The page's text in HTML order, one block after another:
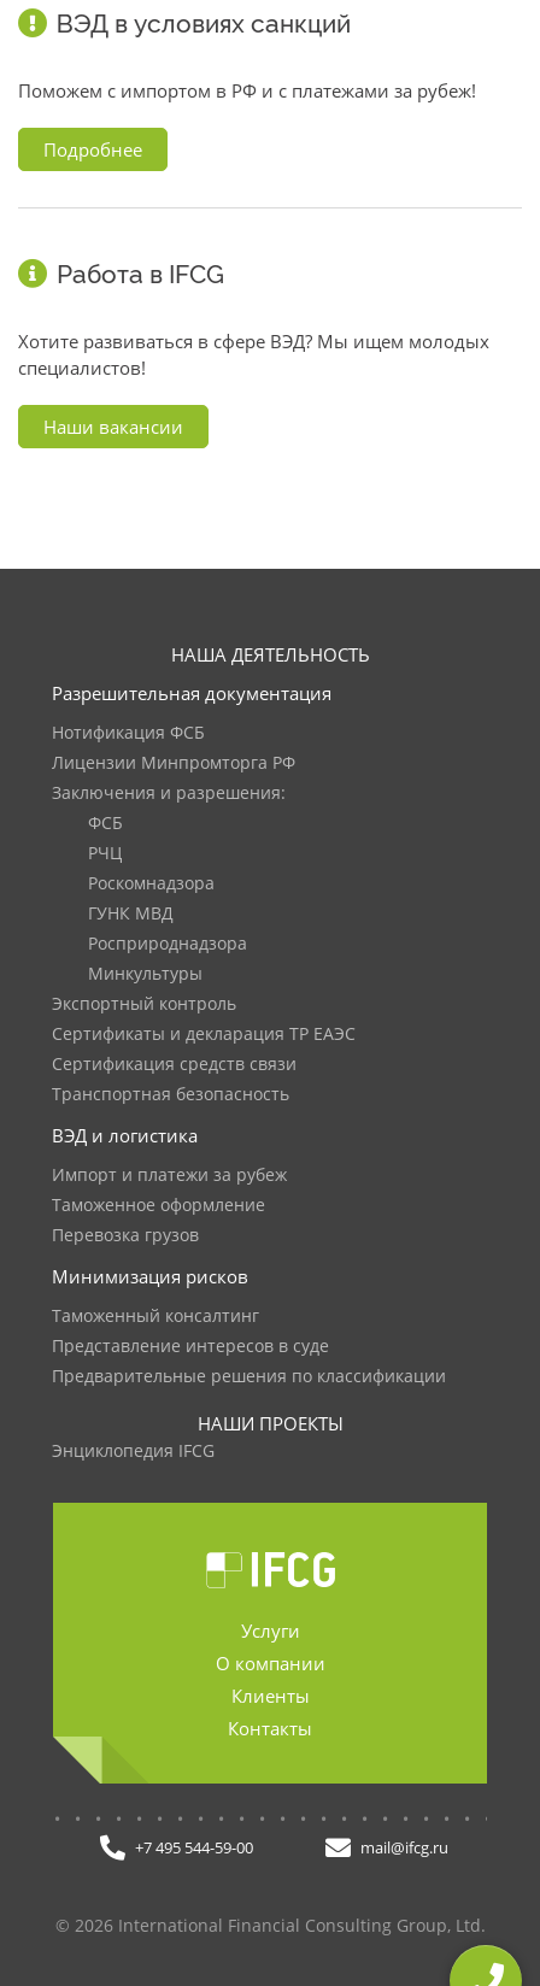
ВЭД в условиях санкций
Поможем с импортом в РФ и с платежами за рубеж!
Подробнее
Работа в IFCG
Хотите развиваться в сфере ВЭД? Мы ищем молодых
специалистов!
Наши вакансии
НАША ДЕЯТЕЛЬНОСТЬ
Разрешительная документация
Нотификация ФСБ
Лицензии Минпромторга РФ
Заключения и разрешения:
ФСБ
РЧЦ
Роскомнадзора
ГУНК МВД
Росприроднадзора
Минкультуры
Экспортный контроль
Сертификаты и декларация ТР ЕАЭС
Сертификация средств связи
Транспортная безопасность
ВЭД и логистика
Импорт и платежи за рубеж
Таможенное оформление
Перевозка грузов
Минимизация рисков
Таможенный консалтинг
Представление интересов в суде
Предварительные решения по классификации
НАШИ ПРОЕКТЫ
Энциклопедия IFCG
Услуги
О компании
Клиенты
Контакты
+7 495 544-59-00 mail@ifcg.ru
© 2026 International Financial Consulting Group, Ltd.